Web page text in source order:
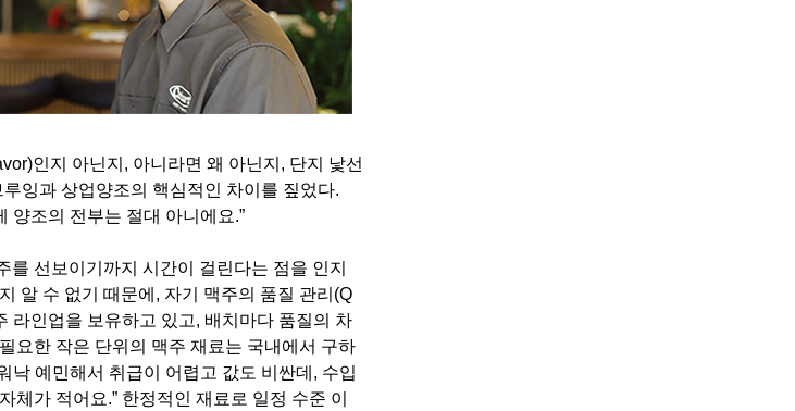
인지 아닌지, 아니라면 왜 아닌지, 단지 낯선
잉과 상업양조의 핵심적인 차이를 짚었다.
양조의 전부는 절대 아니에요.”
선보이기까지 시간이 걸린다는 점을 인지
알 수 없기 때문에, 자기 맥주의 품질 관리(Q
라인업을 보유하고 있고, 배치마다 품질의 차
요한 작은 단위의 맥주 재료는 국내에서 구하
낙 예민해서 취급이 어렵고 값도 비싼데, 수입
가 적어요.” 한정적인 재료로 일정 수준 이